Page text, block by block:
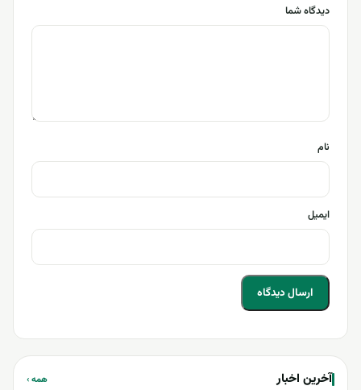
دیدگاه شما
نام
ایمیل
آخرین اخبار همه ›